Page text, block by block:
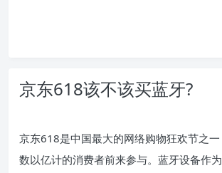
京东618该不该买蓝牙?
京东618是中国最大的网络购物狂欢节之
数以亿计的消费者前来参与。蓝牙设备作